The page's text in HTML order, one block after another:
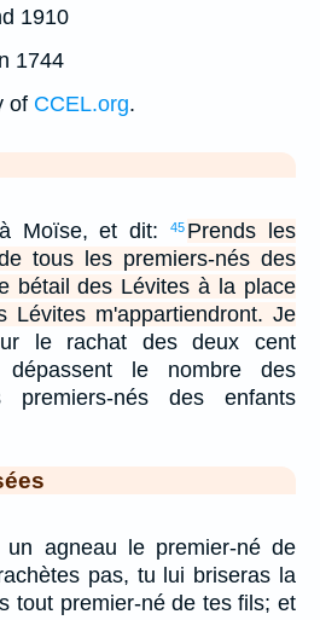
1910
1744
of CCEL.org.
Moïse, et dit: 45 Prends les
tous les premiers-nés des
bétail des Lévites à la place
m'appartiendront. Je
le rachat des deux cent
dépassent le nombre des
premiers-nés des enfants
un agneau le premier-né de
pas, tu lui briseras la
tout premier-né de tes fils; et